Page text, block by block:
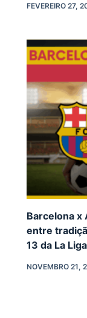
FEVEREIRO 27,
Barcelona
entre
13 da La Liga
NOVEMBRO 21,